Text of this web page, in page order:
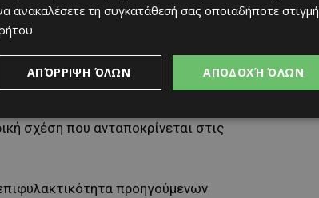
η σχέση Καναδά–Κίνας «έχει
Ειρηνικού», προσθέτοντας ότι
σχέση που ανταποκρίνεται στις
προηγούμενων
ανακαλέσετε τη συγκατάθεσή σας οποιαδήποτε στιγμή
ΑΠΟΔΟΧΉ ΌΛΩΝ
ΑΠΌΡΡΙΨΗ ΌΛΩΝ